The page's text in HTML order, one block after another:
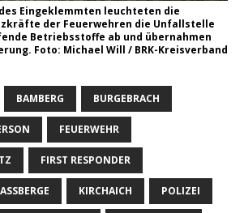
Eingeklemmten leuchteten die
der Feuerwehren die Unfallstelle
Betriebsstoffe ab und übernahmen
Foto: Michael Will / BRK-Kreisverband
BAMBERG BURGEBRACH
FEUERWEHR
FIRST RESPONDER
KIRCHAICH POLIZEI